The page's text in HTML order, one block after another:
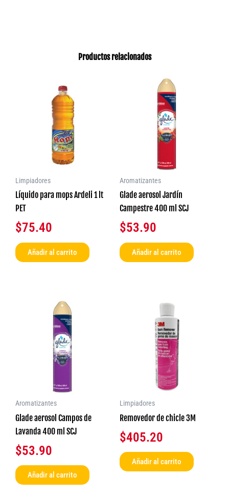
Productos relacionados
Limpiadores
Líquido para mops Ardeli 1 lt
PET
$75.40
Añadir al carrito
Aromatizantes
Glade aerosol Jardín
Campestre 400 ml SCJ
$53.90
Añadir al carrito
Aromatizantes
Glade aerosol Campos de
Lavanda 400 ml SCJ
$53.90
Añadir al carrito
Limpiadores
Removedor de chicle 3M
$405.20
Añadir al carrito